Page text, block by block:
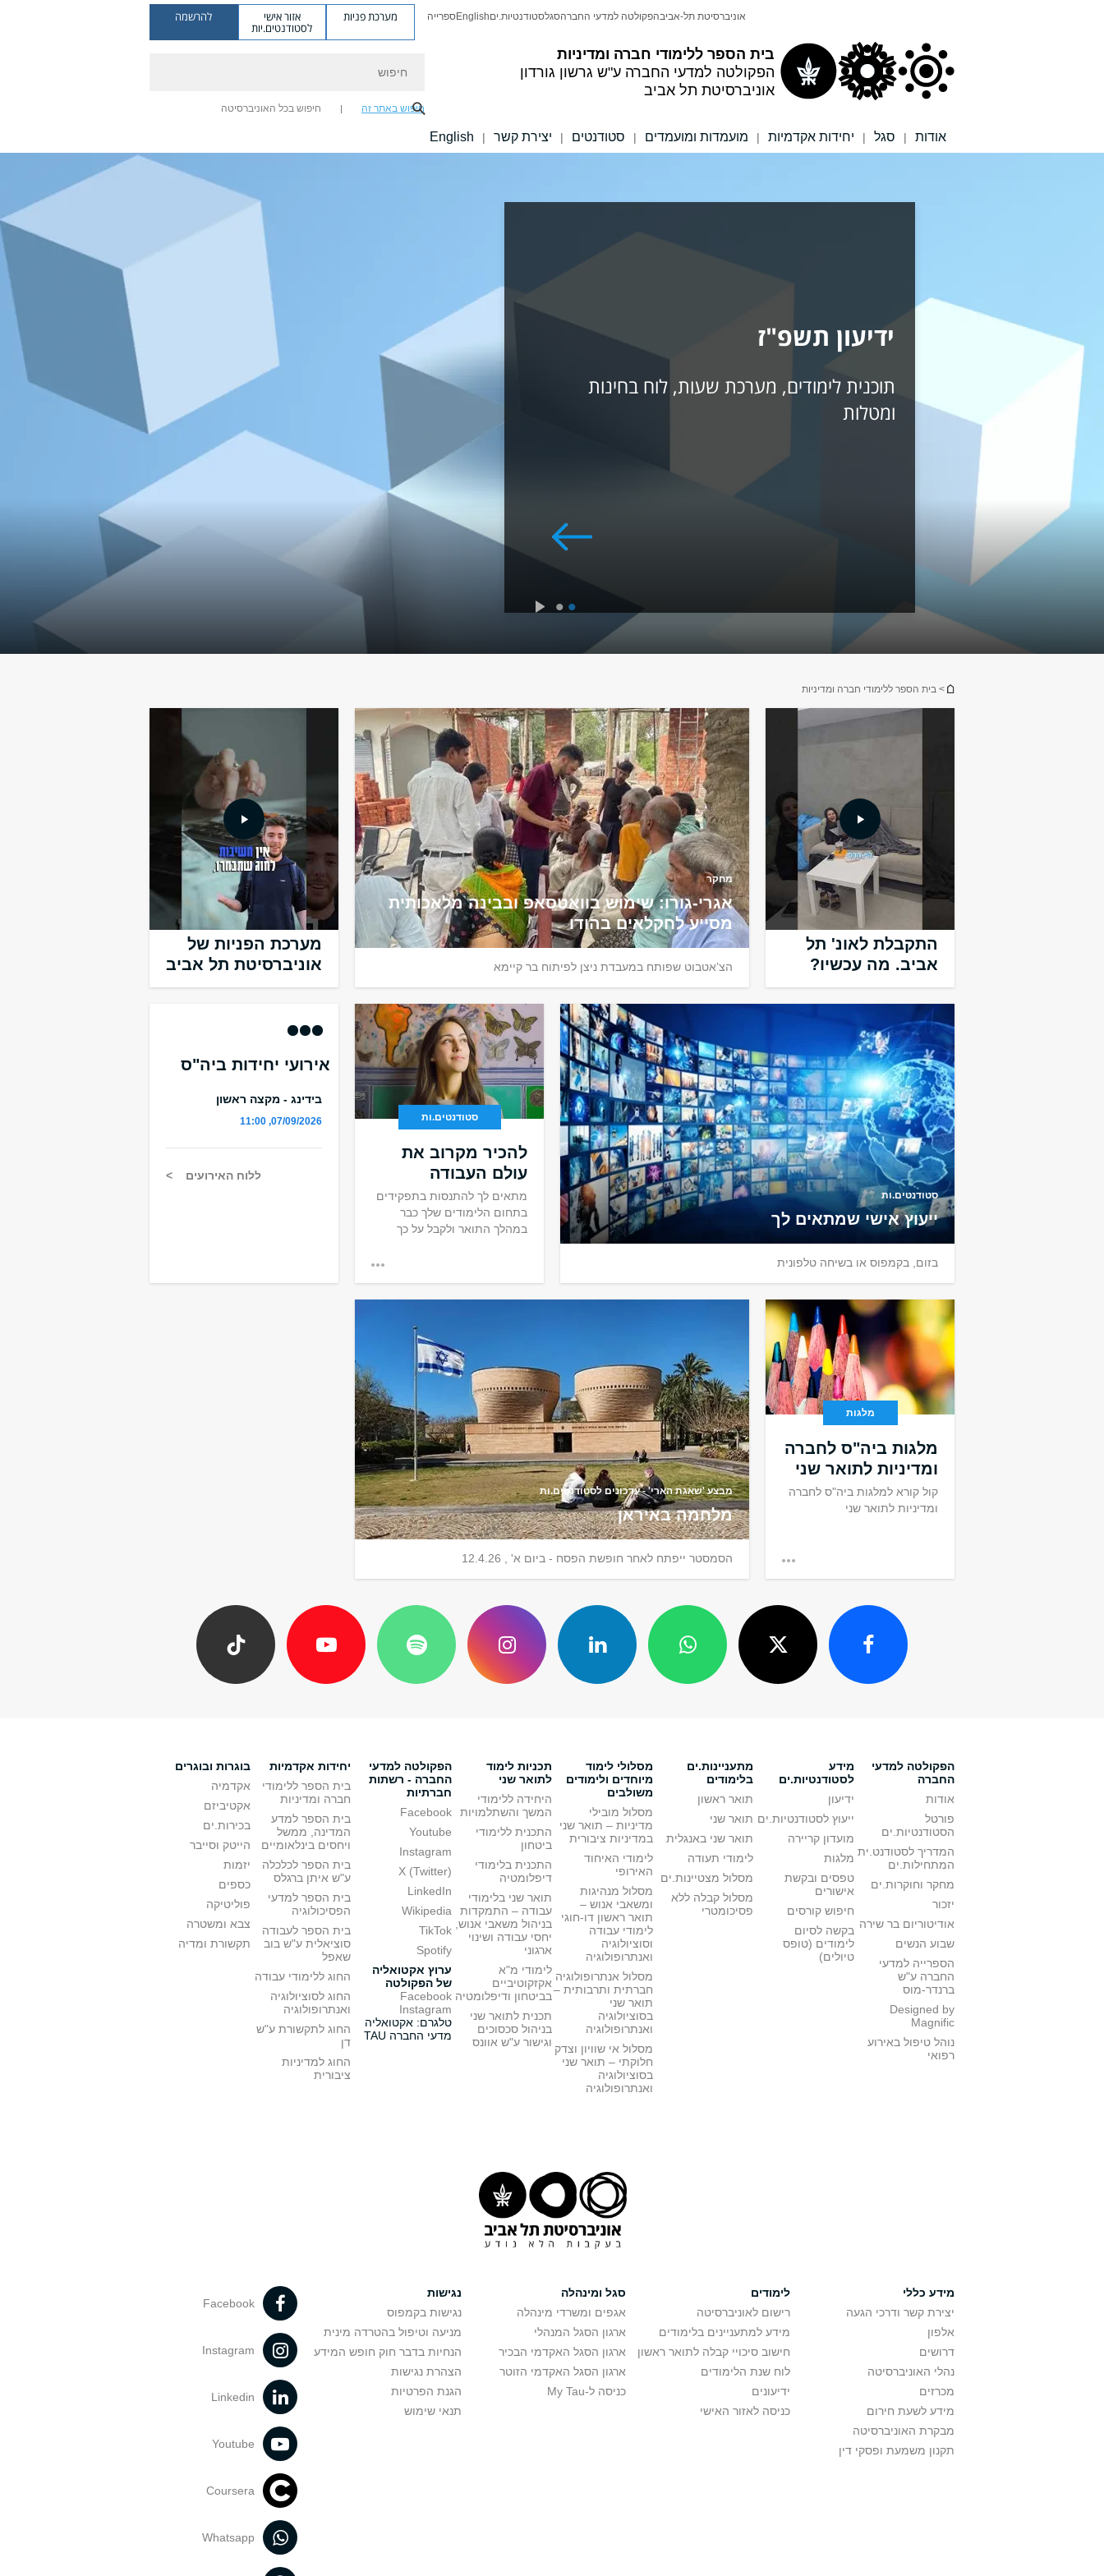
בית הספר ללימודי חברה ומדיניות
הפקולטה למדעי החברה ע"ש גרשון גורדון
אוניברסיטת תל אביב
אוניברסיטת תל-אביבהפקולטה למדעי החברהסגלסטודנטיות.יםEnglishספרייה מערכת פניות אזור אישי
לסטודנטים.יות
להרשמה
חיפוש באתר זה חיפוש בכל האוניברסיטה
אודות | סגל | יחידות אקדמיות | מועמדות ומועמדים | סטודנטים | יצירת קשר |
English
ידיעון תשפ"ז
תוכנית לימודים, מערכת שעות, לוח בחינות
ומטלות
1
2
הינך נמצא כאן
> בית הספר ללימודי חברה ומדיניות
התקבלת לאונ' תל
אביב. מה עכשיו?
Array
מחקר
אגרי-גורו: שימוש בוואטסאפ ובבינה מלאכותית
מסייע לחקלאים בהודו
הצ’אטבוט שפותח במעבדת ניצן לפיתוח בר קיימא
מערכת הפניות של
אוניברסיטת תל אביב
Array
סטודנטים.ות
ייעוץ אישי שמתאים לך
בזום, בקמפוס או בשיחה טלפונית
סטודנטים.ות
להכיר מקרוב את
עולם העבודה
מתאים לך להתנסות בתפקידים
בתחום הלימודים שלך כבר
במהלך התואר ולקבל על כך
אירועי יחידות ביה"ס
בידינג - מקצה ראשון
07/09/2026, 11:00
ללוח האירועים
מלגות
מלגות ביה"ס לחברה
ומדיניות לתואר שני
קול קורא למלגות ביה"ס לחברה
ומדיניות לתואר שני
מבצע 'שאגת הארי' - עדכונים לסטודנטים.ות
מלחמה באיראן
הסמסטר ייפתח לאחר חופשת הפסח - ביום א' , 12.4.26
הפקולטה למדעי
החברה
אודות
פורטל
הסטודנטיות.ים
המדריך לסטודנט.ית
המתחילות.ים
מחקר וחוקרות.ים
יזכור
אודיטוריום בר שירה
שבוע הנשים
הספרייה למדעי
החברה ע"ש
ברנדר-מוס
Designed by
Magnific
נוהל טיפול באירוע
רפואי
מידע
לסטודנטיות.ים
ידיעון
ייעוץ לסטודנטיות.ים
מועדון קריירה
מלגות
טפסים ובקשת
אישורים
חיפוש קורסים
בקשה לסיום
לימודים (טופס
טיולים)
מתעניינות.ים
בלימודים
תואר ראשון
תואר שני
תואר שני באנגלית
לימודי תעודה
מסלול מצטיינות.ים
מסלול קבלה ללא
פסיכומטרי
מסלולי לימוד
מיוחדים ולימודים
משולבים
מסלול מובילי
מדיניות – תואר שני
במדיניות ציבורית
לימודי האיחוד
האירופי
מסלול מנהיגות
ומשאבי אנוש –
תואר ראשון דו-חוגי
לימודי עבודה
וסוציולוגיה
ואנתרופולוגיה
מסלול אנתרופולוגיה
חברתית ותרבותית –
תואר שני
בסוציולוגיה
ואנתרופולוגיה
מסלול אי שוויון וצדק
חלוקתי – תואר שני
בסוציולוגיה
ואנתרופולוגיה
תכניות לימוד
לתואר שני
היחידה ללימודי
המשך והשתלמויות
התכנית ללימודי
ביטחון
התכנית בלימודי
דיפלומטיה
תואר שני בלימודי
עבודה – התמקדות
בניהול משאבי אנוש,
יחסי עבודה ושינוי
ארגוני
לימודי מ"א
אקזקוטיביים
בביטחון ודיפלומטיה
תכנית לתואר שני
בניהול סכסוכים
וגישור ע"ש אוונס
הפקולטה למדעי
החברה - רשתות
חברתיות
Facebook
Youtube
Instagram
X (Twitter)
LinkedIn
Wikipedia
TikTok
Spotify
ערוץ אקטואליה
של הפקולטה
Facebook
Instagram
טלגרם: אקטואליה
מדעי החברה TAU
יחידות אקדמיות
בית הספר ללימודי
חברה ומדיניות
בית הספר למדע
המדינה, ממשל
ויחסים בינלאומיים
בית הספר לכלכלה
ע"ש איתן ברגלס
בית הספר למדעי
הפסיכולוגיה
בית הספר לעבודה
סוציאלית ע"ש בוב
שאפל
החוג ללימודי עבודה
החוג לסוציולוגיה
ואנתרופולוגיה
החוג לתקשורת ע"ש
דן
החוג למדיניות
ציבורית
בוגרות ובוגרים
אקדמיה
אקטיביזם
בכירות.ים
הייטק וסייבר
יזמות
כספים
פוליטיקה
צבא ומשטרה
תקשורת ומדיה
מידע כללי
יצירת קשר ודרכי הגעה
אלפון
דרושים
נהלי האוניברסיטה
מכרזים
מידע לשעת חירום
מבקרת האוניברסיטה
תקנון משמעת ופסקי דין
לימודים
רישום לאוניברסיטה
מידע למתעניינים בלימודים
חישוב סיכויי קבלה לתואר ראשון
לוח שנת הלימודים
ידיעונים
כניסה לאזור האישי
סגל ומינהלה
אגפים ומשרדי מינהלה
ארגון הסגל המנהלי
ארגון הסגל האקדמי הבכיר
ארגון הסגל האקדמי הזוטר
כניסה ל-My Tau
נגישות
נגישות בקמפוס
מניעה וטיפול בהטרדה מינית
הנחיות בדבר חוק חופש המידע
הצהרת נגישות
הגנת הפרטיות
תנאי שימוש
Facebook
Instagram
Linkedin
Youtube
Coursera
Whatsapp